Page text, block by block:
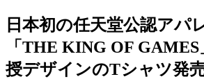
日本初の任天堂公認アパ
「THE KING OF
授デザインのTシャツ発